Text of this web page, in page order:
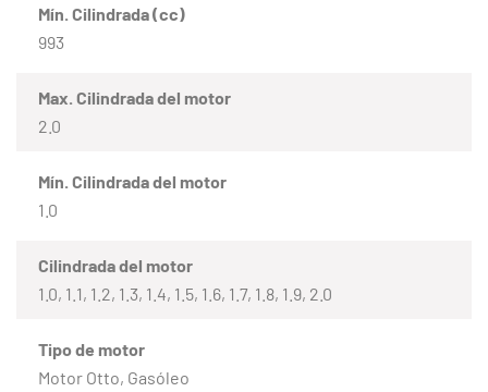
Mín. Cilindrada (cc)
993
Max. Cilindrada del motor
2.0
Mín. Cilindrada del motor
1.0
Cilindrada del motor
1.0, 1.1, 1.2, 1.3, 1.4, 1.5, 1.6, 1.7, 1.8, 1.9, 2.0
Tipo de motor
Motor Otto, Gasóleo